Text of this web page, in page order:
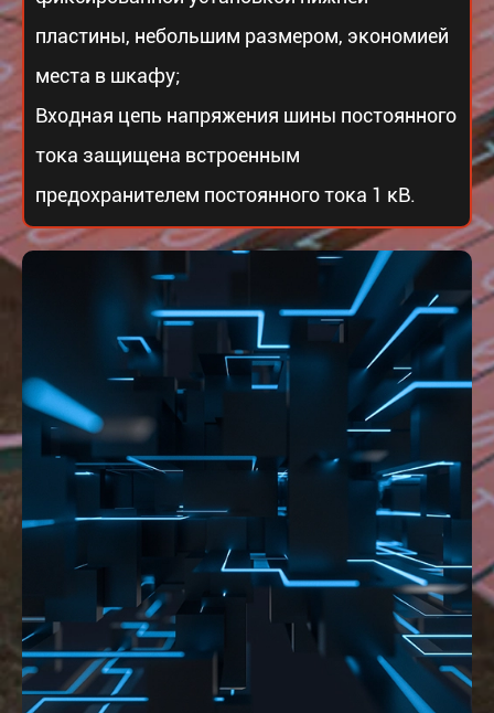
пластины, небольшим размером, экономией
места в шкафу;
Входная цепь напряжения шины постоянного
тока защищена встроенным
предохранителем постоянного тока 1 кВ.